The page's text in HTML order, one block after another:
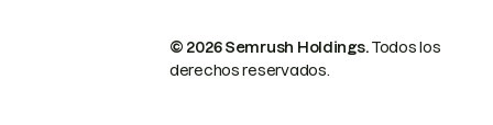
© 2026 Semrush Holdings.Todos los
derechos reservados.